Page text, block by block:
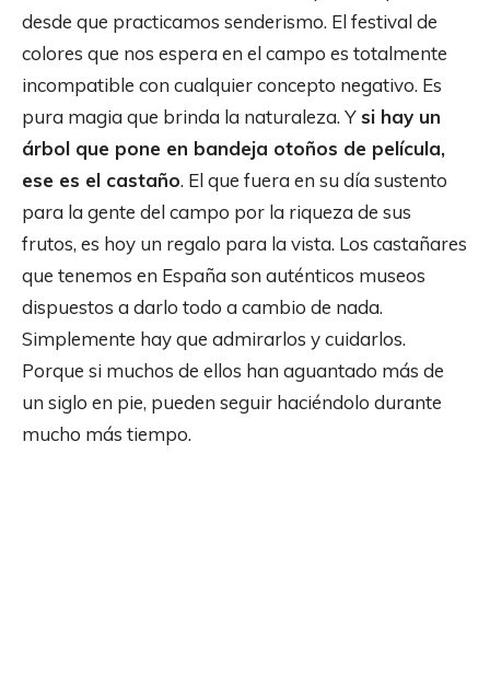
desde que practicamos senderismo. El festival de
colores que nos espera en el campo es totalmente
incompatible con cualquier concepto negativo. Es
pura magia que brinda la naturaleza. Ysi hay un
árbol que pone en bandeja otoños de película,
ese es el castaño. El que fuera en su día sustento
para la gente del campo por la riqueza de sus
frutos, es hoy un regalo para la vista. Los castañares
que tenemos en España son auténticos museos
dispuestos a darlo todo a cambio de nada.
Simplemente hay que admirarlos y cuidarlos.
Porque si muchos de ellos han aguantado más de
un siglo en pie, pueden seguir haciéndolo durante
mucho más tiempo.